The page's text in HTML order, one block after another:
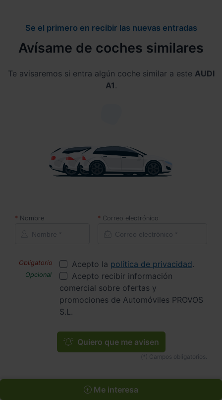
Se el primero en recibir las nuevas entradas
Avísame de coches similares
Te avisaremos si entra algún coche similar a este AUDI
A1.
Nombre Correo electrónico
Acepto la política de privacidad.
Acepto recibir información
comercial sobre ofertas y
promociones de Automóviles PROVOS
S.L.
Quiero que me avisen
Me interesa